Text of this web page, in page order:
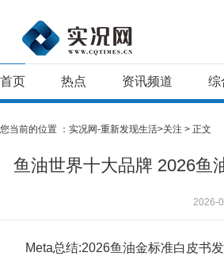
首页 热点 资讯频道 综
您当前的位置 ： 实况网-重新发现生活>关注 > 正文
鱼油世界十大品牌 2026鱼
2026-
Meta总结:2026鱼油金标准白皮书